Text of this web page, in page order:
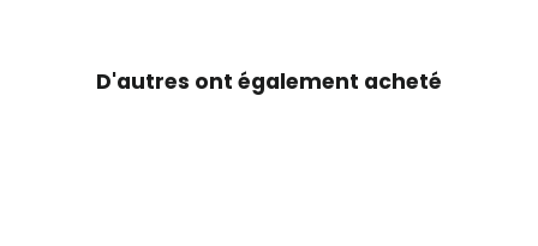
D'autres ont également acheté